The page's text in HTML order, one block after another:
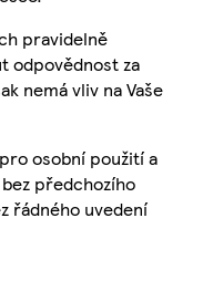
pravidelně
odpovědnost za
nemá vliv na Vaše
osobní použití a
předchozího
řádného uvedení